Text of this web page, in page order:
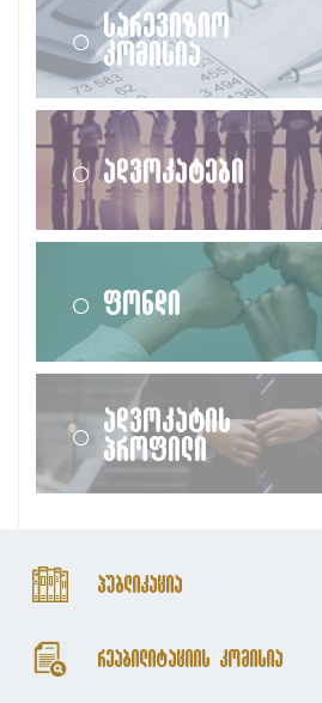
სარევიზიო
კომისია
ადვოკატები
ფონდი
ადვოკატის
პროფილი
პუბლიკაცია
რეაბილიტაციის კომისია